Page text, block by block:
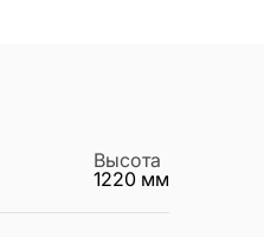
Высота
1220 мм